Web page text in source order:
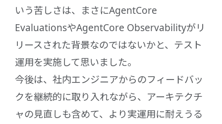
いう苦しさは、まさにAgentCore
EvaluationsやAgentCore Observabilityがリ
リースされた背景なのではないかと、テスト
運用を実施して思いました。
今後は、社内エンジニアからのフィードバッ
クを継続的に取り入れながら、アーキテクチ
ャの見直しも含めて、より実運用に耐えうる